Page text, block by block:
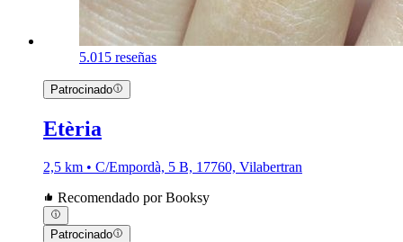
5.015 reseñas
Patrocinado
Etèria
2,5 km • C/Empordà, 5 B, 17760, Vilabertran
Recomendado por Booksy
Patrocinado